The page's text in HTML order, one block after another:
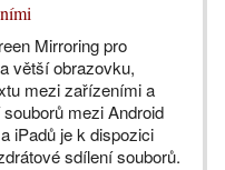
Mirroring pro
větší obrazovku,
mezi zařízeními a
mezi Android
iPadů je k dispozici
sdílení souborů.